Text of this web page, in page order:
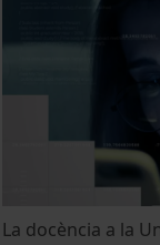
La docència a la